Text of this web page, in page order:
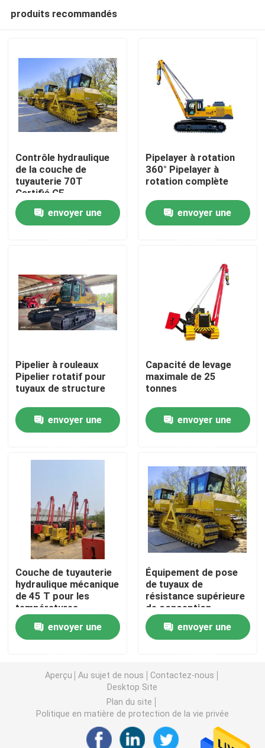
Produits
Vidéos
Visite d'usine
Contrôle de qualité
Contactez-nous
Soudeuse de salaire
Machine à cintrer de tuyau de mandrin
Transporteur de chenille
Chargeur dépisté
Appareils de manutention de tuyau
Machine de chauffage de tuyau
produits recommandés
Contrôle hydraulique
de la couche de
tuyauterie 70T
Certifié CE
envoyer une
Pipelayer à rotation
360° Pipelayer à
rotation complète
envoyer une
Pipelier à rouleaux
Pipelier rotatif pour
tuyaux de structure
envoyer une
Capacité de levage
maximale de 25
tonnes
envoyer une
Couche de tuyauterie
hydraulique mécanique
de 45 T pour les
températures
extrêmes dans la
construction de
pipelines
envoyer une
Équipement de pose
de tuyaux de
résistance supérieure
de conception
supérieure Couche de
tuyaux Sideboom-90T
envoyer une
Aperçu Au sujet de nous
Contactez-nous
Desktop Site
Plan du site
Politique en matière de protection de la vie privée